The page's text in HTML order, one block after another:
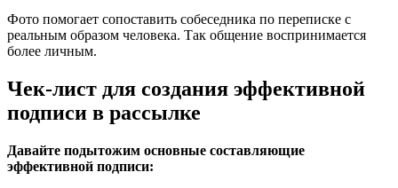
Фото помогает сопоставить собеседника по переписке с
реальным образом человека. Так общение воспринимается
более личным.
Чек-лист для создания эффективной
подписи в рассылке
Давайте подытожим основные составляющие
эффективной подписи: